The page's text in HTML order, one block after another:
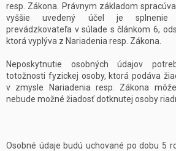
resp. Zákona. Právnym základom
vyššie uvedený účel je splnenie
prevádzkovateľa v súlade s článkom 6,
ktorá vyplýva z Nariadenia resp. Zákona.
Neposkytnutie osobných údajov
totožnosti fyzickej osoby, ktorá podáva
v zmysle Nariadenia resp. Zákona
nebude možné žiadosť dotknutej osoby
Osobné údaje budú uchované po dobu 5